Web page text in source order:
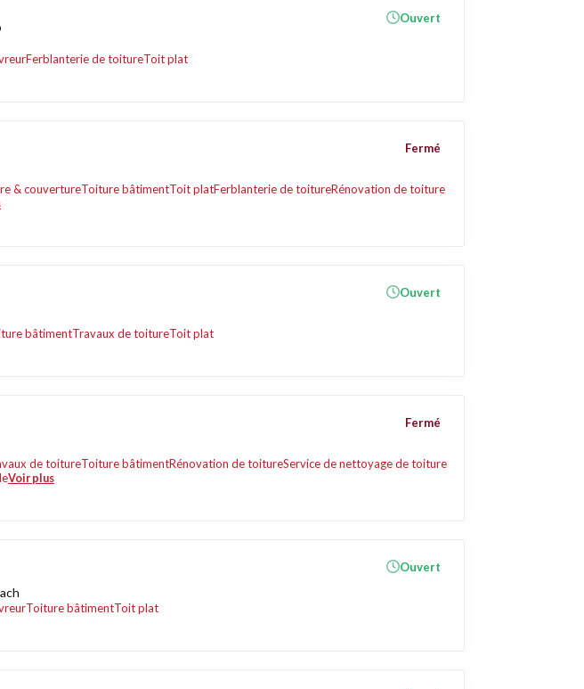
Ferblanterie de toitureToit plat
Ouvert
& couvertureToiture bâtimentToit platFerblanterie de toitureRénovation de toiture
Fermé
bâtimentTravaux de toitureToit plat
Ouvert
de toitureToiture bâtimentRénovation de toitureService de nettoyage de toiture
Voir plus
Fermé
Toiture bâtimentToit plat
Ouvert